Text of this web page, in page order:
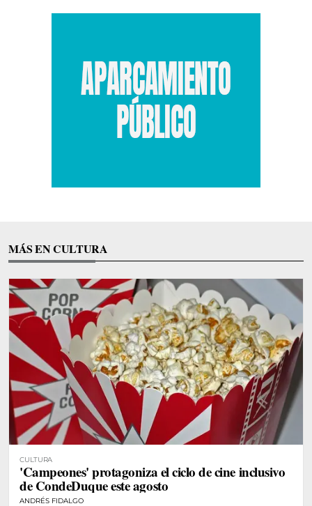
MÁS EN CULTURA
CULTURA
'Campeones' protagoniza el ciclo de cine inclusivo
de CondeDuque este agosto
ANDRÉS FIDALGO